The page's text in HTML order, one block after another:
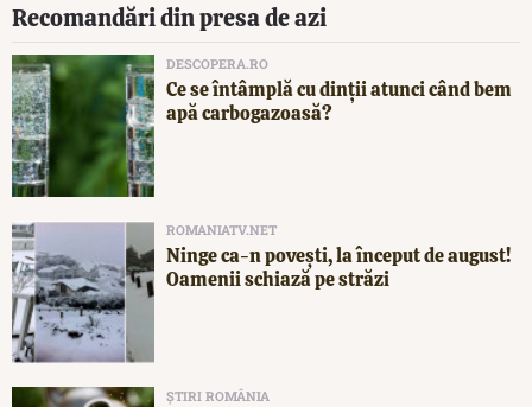
Recomandări din presa de azi
DESCOPERA.RO
Ce se întâmplă cu dinții atunci când bem
apă carbogazoasă?
ROMANIATV.NET
Ninge ca-n povești, la început de august!
Oamenii schiază pe străzi
ȘTIRI ROMÂNIA